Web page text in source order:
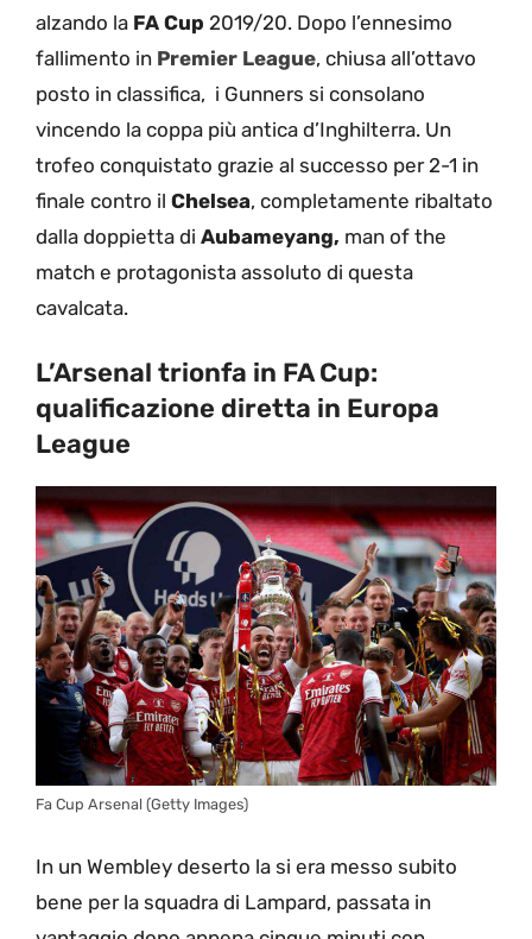
alzando la FA Cup 2019/20. Dopo l’ennesimo
fallimento in Premier League, chiusa all’ottavo
posto in classifica, i Gunners si consolano
vincendo la coppa più antica d’Inghilterra. Un
trofeo conquistato grazie al successo per 2-1 in
finale contro il Chelsea, completamente ribaltato
dalla doppietta di Aubameyang, man of the
match e protagonista assoluto di questa
cavalcata.
L’Arsenal trionfa in FA Cup:
qualificazione diretta in Europa
League
Fa Cup Arsenal (Getty Images)
In un Wembley deserto la si era messo subito
bene per la squadra di Lampard, passata in